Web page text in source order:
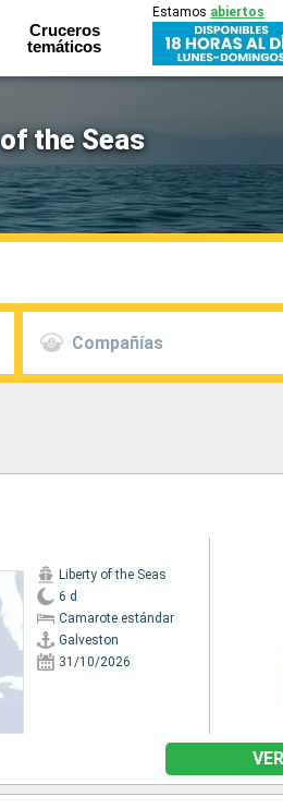
Cruceros
temáticos
Estamos abiertos
the Seas
Compañías
Liberty of the Seas
6 d
Camarote estándar
Galveston
31/10/2026